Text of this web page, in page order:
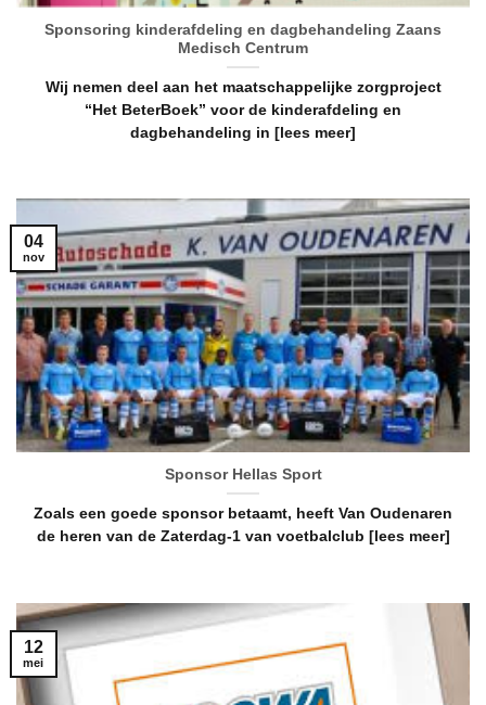
Sponsoring kinderafdeling en dagbehandeling Zaans
Medisch Centrum
Wij nemen deel aan het maatschappelijke zorgproject
“Het BeterBoek” voor de kinderafdeling en
dagbehandeling in [lees meer]
Sponsor Hellas Sport
Zoals een goede sponsor betaamt, heeft Van Oudenaren
de heren van de Zaterdag-1 van voetbalclub [lees meer]
04
nov
12
mei